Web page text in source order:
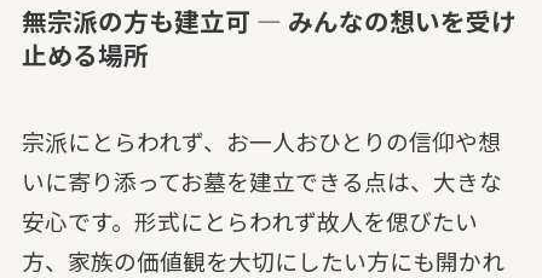
無宗派の方も建立可 — みんなの想いを受け
止める場所
宗派にとらわれず、お一人おひとりの信仰や想
いに寄り添ってお墓を建立できる点は、大きな
安心です。形式にとらわれず故人を偲びたい
方、家族の価値観を大切にしたい方にも開かれ